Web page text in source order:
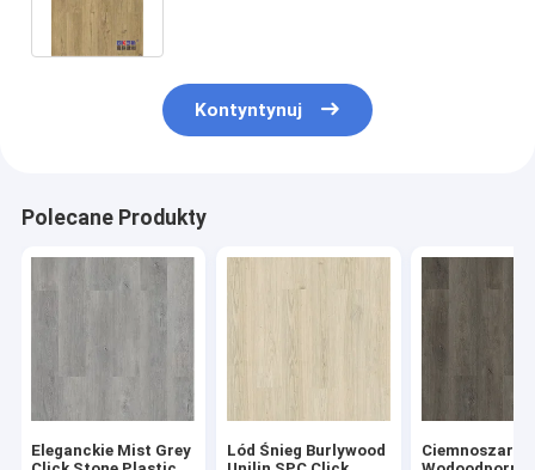
Kontyntynuj
Polecane Produkty
Eleganckie Mist Grey
Lód Śnieg Burlywood
Ciemnoszary